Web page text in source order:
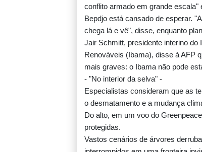
conflito armado em grande escala"
Bepdjo está cansado de esperar.
chega lá e vê", disse, enquanto
Jair Schmitt, presidente interino
Renováveis (Ibama), disse à AFP
mais graves: o Ibama não pode
- "No interior da selva" -
Especialistas consideram que as
o desmatamento e a mudança
Do alto, em um voo do
protegidas.
Vastos cenários de árvores